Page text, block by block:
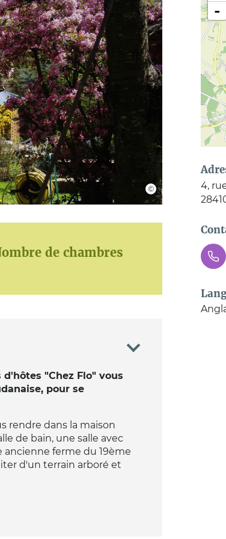
de chambres
"Chez Flo" vous
pour se
rendre dans la maison
de bain, une salle avec
ferme du 19ème
d'un terrain arboré et
-
4,